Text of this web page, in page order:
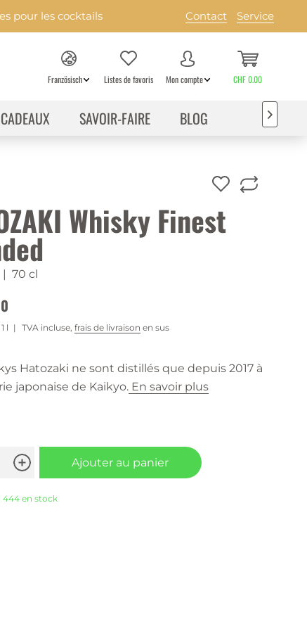
pour les cocktails Contact Service
Französisch Listes de favoris Mon compte CHF 0.00
CADEAUX SAVOIR-FAIRE BLOG 
Whisky Finest
| 70 cl
l TVA incluse, frais de livraison en sus
Hatozaki ne sont distillés que depuis 2017 à
japonaise de Kaikyo.En savoir plus
Ajouter au panier
444 en stock